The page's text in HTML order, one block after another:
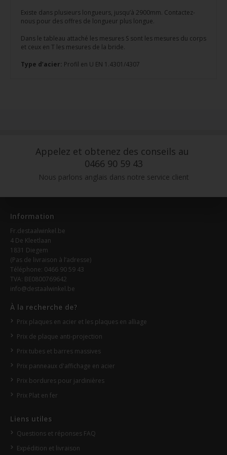
Existe dans plusieurs longueurs, jusqu’à 2900mm. Contactez-
nous pour des offres de longueur plus longue.
Dans le tableau attaché les mesures S sont les mesures du corps
et ceux en T les mesures de la bride.
Type d’acier: Profil en U EN 1.4301/4307
Appelez et obtenez des conseils au
0466 90 59 43
Nous parlons anglais dans notre service client
Information
Fr.destaalwinkel.be
4 De Kleetlaan
1831 Diegem
(Pas de livraison à l’adresse)
Téléphone: 0466 90 59 43
TVA: BE0800769642
info@destaalwinkel.be
À la recherche de?
Prix plaques en acier et les plaques en alliage
Prix de plaque anti-projection
Prix tubes et barres massives
Prix panneaux d'affichage en acier
Prix bordures pour jardinières
Prix Plat en fer
Liens utiles
Questions et réponses FAQ
Expédition et livraison